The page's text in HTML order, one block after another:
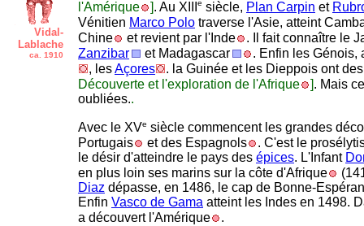
Vidal-
Lablache
ca. 1910
l'Amérique
]. Au XIII e siècle, Plan Carpin et
Vénitien Marco Polo traverse l'Asie, atteint
Chine
et revient par l'Inde
. Il fait connaître le
Zanzibar
et Madagascar
. Enfin les Génois,
, lesAçores
. la Guinée et les Dieppois ont
Découverte et l'exploration de l'Afrique
]. Mais
oubliées..
Avec le XVe siècle commencent les grandes
Portugais
et des Espagnols
. C'est le
le désir d'atteindre le pays des épices. L'Infant
en plus loin ses marins sur la côte d'Afrique
Diaz dépasse, en 1486, le cap de Bonne-
Enfin Vasco de Gama atteint les Indes en 1498.
a découvert l'Amérique
.